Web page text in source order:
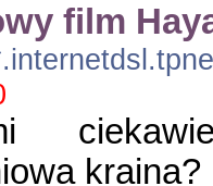
film
kraina?